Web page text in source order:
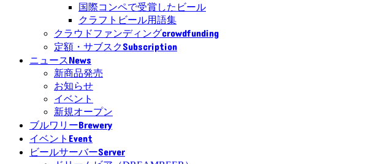
国際コンペで受賞したビール
クラフトビール用語集
クラウドファンディングcrowdfunding
定額・サブスクSubscription
ニュースNews
新商品発売
お知らせ
イベント
新規オープン
ブルワリーBrewery
イベント Event
ビールサーバーServer